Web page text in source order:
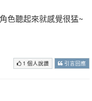
色聽起來就感覺很猛~
1 個人說讚 引言回應